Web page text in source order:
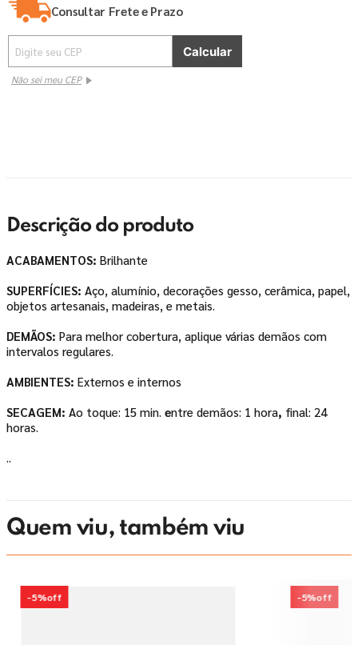
Consultar Frete e Prazo
Não sei meu CEP
Descrição do produto
ACABAMENTOS: Brilhante
SUPERFÍCIES: Aço, alumínio, decorações gesso, cerâmica, papel,
objetos artesanais, madeiras, e metais.
DEMÃOS: Para melhor cobertura, aplique várias demãos com
intervalos regulares.
AMBIENTES: Externos e internos
SECAGEM: Ao toque: 15 min. entre demãos: 1 hora, final: 24
horas.
..
Quem viu, também viu
-5%off -5%off